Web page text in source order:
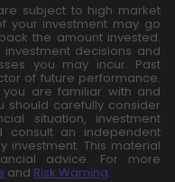
subject to high market
your investment may go
the amount invested.
decisions and
you may incur. Past
of future performance.
are familiar with and
should carefully consider
situation, investment
consult an independent
investment. This material
advice. For more
and Risk Warning.